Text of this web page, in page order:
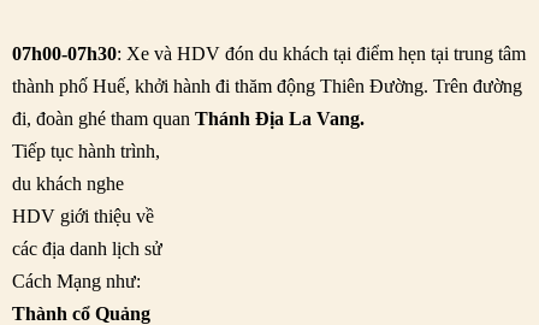
07h00-07h30: Xe và HDV đón du khách tại điểm hẹn tại trung tâm
thành phố Huế, khởi hành đi thăm động Thiên Đường. Trên đường
đi, đoàn ghé tham quan Thánh Địa La Vang.
Tiếp tục hành trình,
du khách nghe
HDV giới thiệu về
các địa danh lịch sử
Cách Mạng như:
Thành cổ Quảng